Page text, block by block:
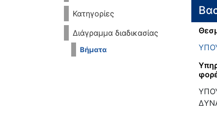
Κατηγορίες
Διάγραμμα διαδικασίας
Βήματα